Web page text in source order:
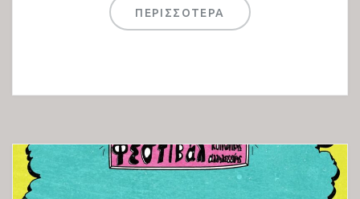
ΠΕΡΙΣΣΟΤΕΡΑ